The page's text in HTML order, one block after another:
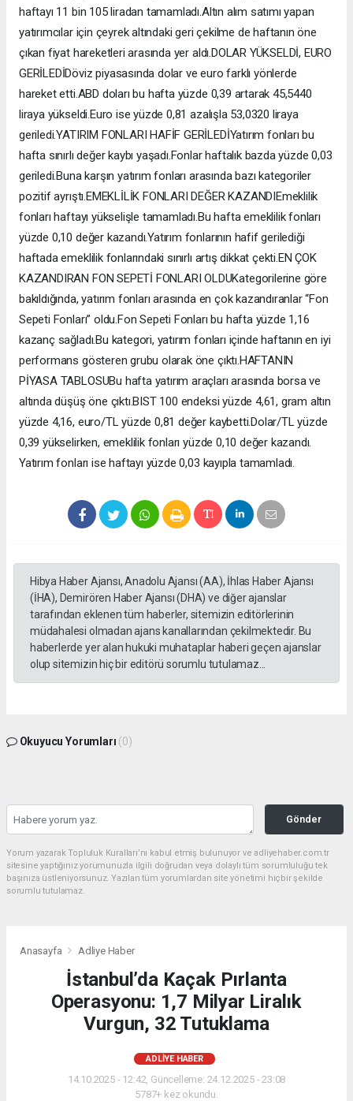
haftayı 11 bin 105 liradan tamamladı.Altın alım satımı yapan
yatırımcılar için çeyrek altındaki geri çekilme de haftanın öne
çıkan fiyat hareketleri arasında yer aldı.DOLAR YÜKSELDİ, EURO
GERİLEDİDöviz piyasasında dolar ve euro farklı yönlerde
hareket etti.ABD doları bu hafta yüzde 0,39 artarak 45,5440
liraya yükseldi.Euro ise yüzde 0,81 azalışla 53,0320 liraya
geriledi.YATIRIM FONLARI HAFİF GERİLEDİYatırım fonları bu
hafta sınırlı değer kaybı yaşadı.Fonlar haftalık bazda yüzde 0,03
geriledi.Buna karşın yatırım fonları arasında bazı kategoriler
pozitif ayrıştı.EMEKLİLİK FONLARI DEĞER KAZANDIEmeklilik
fonları haftayı yükselişle tamamladı.Bu hafta emeklilik fonları
yüzde 0,10 değer kazandı.Yatırım fonlarının hafif gerilediği
haftada emeklilik fonlarındaki sınırlı artış dikkat çekti.EN ÇOK
KAZANDIRAN FON SEPETİ FONLARI OLDUKategorilerine göre
bakıldığında, yatırım fonları arasında en çok kazandıranlar “Fon
Sepeti Fonları” oldu.Fon Sepeti Fonları bu hafta yüzde 1,16
kazanç sağladı.Bu kategori, yatırım fonları içinde haftanın en iyi
performans gösteren grubu olarak öne çıktı.HAFTANIN
PİYASA TABLOSUBu hafta yatırım araçları arasında borsa ve
altında düşüş öne çıktı.BIST 100 endeksi yüzde 4,61, gram altın
yüzde 4,16, euro/TL yüzde 0,81 değer kaybetti.Dolar/TL yüzde
0,39 yükselirken, emeklilik fonları yüzde 0,10 değer kazandı.
Yatırım fonları ise haftayı yüzde 0,03 kayıpla tamamladı.
Hibya Haber Ajansı, Anadolu Ajansı (AA), İhlas Haber Ajansı
(İHA), Demirören Haber Ajansı (DHA) ve diğer ajanslar
tarafından eklenen tüm haberler, sitemizin editörlerinin
müdahalesi olmadan ajans kanallarından çekilmektedir. Bu
haberlerde yer alan hukuki muhataplar haberi geçen ajanslar
olup sitemizin hiç bir editörü sorumlu tutulamaz...
Okuyucu Yorumları (0)
Gönder
Yorum yazarak Topluluk Kuralları’nı kabul etmiş bulunuyor ve adliyehaber.com.tr
sitesine yaptığınız yorumunuzla ilgili doğrudan veya dolaylı tüm sorumluluğu tek
başınıza üstleniyorsunuz. Yazılan tüm yorumlardan site yönetimi hiçbir şekilde
sorumlu tutulamaz.
Anasayfa Adliye Haber
İstanbul’da Kaçak Pırlanta
Operasyonu: 1,7 Milyar Liralık
Vurgun, 32 Tutuklama
ADLIYE HABER
14.10.2025 - 12:42, Güncelleme: 24.12.2025 - 23:08
5787+ kez okundu.